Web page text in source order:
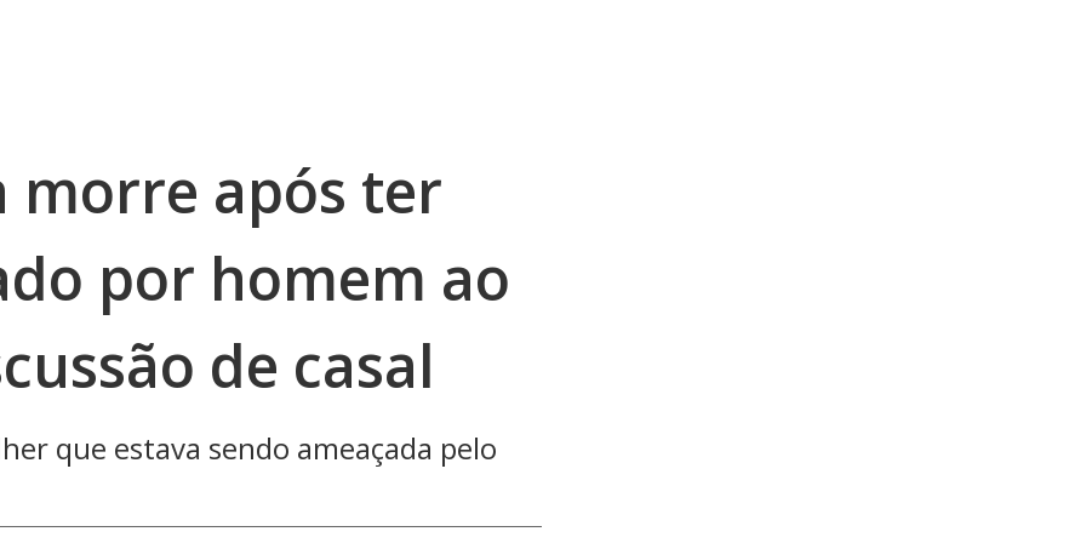
morre após ter
por homem ao
de casal
que estava sendo ameaçada pelo